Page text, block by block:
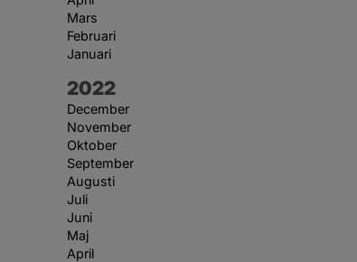
Mars
Februari
Januari
År:
2022
December
November
Oktober
September
Augusti
Juli
Juni
Maj
April